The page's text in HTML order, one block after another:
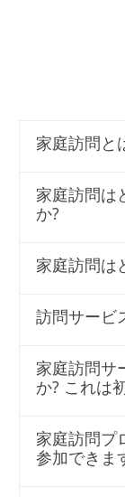
家庭訪問と
家庭訪問は
か?
家庭訪問は
訪問サービ
家庭訪問サ
か? これは
家庭訪問プ
参加できま